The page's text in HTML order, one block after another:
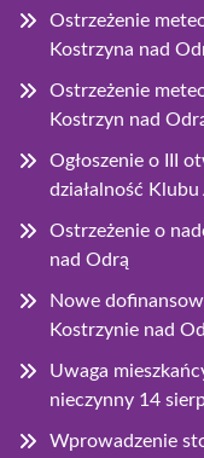
Ostrzeżenie
Kostrzyna nad
Ostrzeżenie
Kostrzyn nad
Ogłoszenie o III
działalność
Ostrzeżenie o
nad Odrą
Nowe
Kostrzynie nad
Uwaga
nieczynny 14
Wprowadzenie